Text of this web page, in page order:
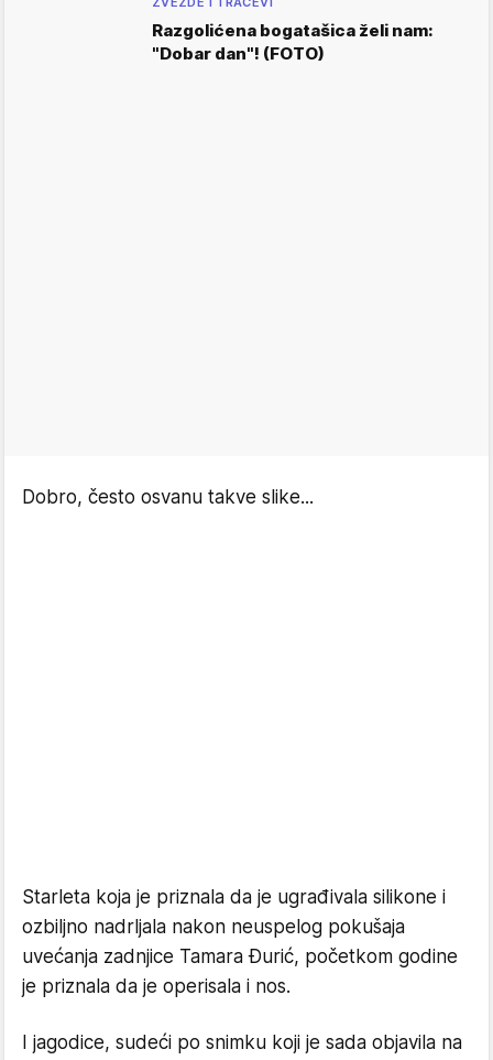
Razgolićena bogatašica želi nam:
"Dobar dan"! (FOTO)
Dobro, često osvanu takve slike...
Starleta koja je priznala da je ugrađivala silikone i
ozbiljno nadrljala nakon neuspelog pokušaja
uvećanja zadnjice Tamara Đurić, početkom godine
je priznala da je operisala i nos.
I jagodice, sudeći po snimku koji je sada objavila na